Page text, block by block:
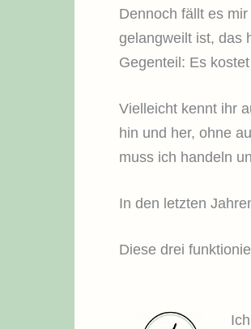
Dennoch fällt es
gelangweilt ist, das
Gegenteil: Es
Vielleicht kennt ihr
hin und her, ohne
muss ich handeln
In den letzten
Diese drei